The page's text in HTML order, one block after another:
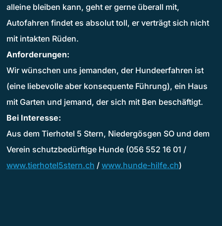
alleine bleiben kann, geht er gerne überall mit,
Autofahren findet es absolut toll, er verträgt sich nicht
mit intakten Rüden.
Anforderungen:
Wir wünschen uns jemanden, der Hundeerfahren ist
(eine liebevolle aber konsequente Führung), ein Haus
mit Garten und jemand, der sich mit Ben beschäftigt.
Bei Interesse:
Aus dem Tierhotel 5 Stern, Niedergösgen SO und dem
Verein schutzbedürftige Hunde (056 552 16 01 /
www.tierhotel5stern.ch / www.hunde-hilfe.ch)